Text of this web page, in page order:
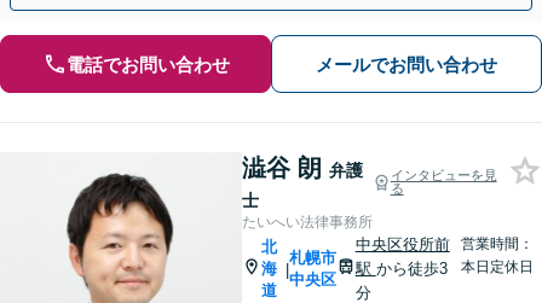
電話でお問い合わせ メールでお問い合わせ
澁谷 朗 弁護
士
インタビューを見
る
たいへい法律事務所
北
海
道
|
札幌市
中央区
中央区役所前
駅 から徒歩3
分
営業時間：
本日定休日